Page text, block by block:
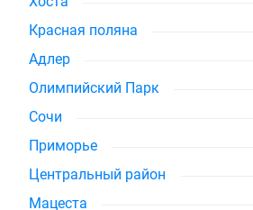
Красная поляна
Адлер
Олимпийский Парк
Сочи
Приморье
Центральный район
Мацеста